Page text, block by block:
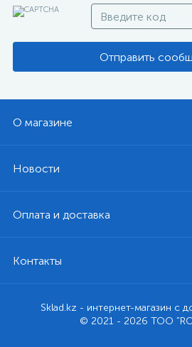
Отправить
О магазине
Новости
Оплата и доставка
Контакты
Sklad.kz - интернет-магазин с
© 2021 - 2026 ТОО